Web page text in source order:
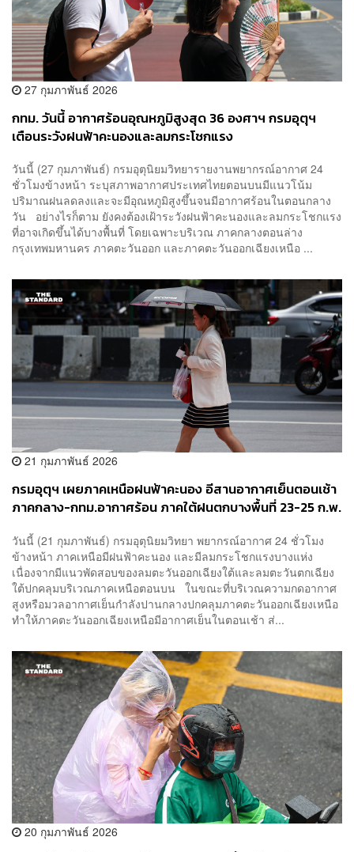
27 กุมภาพันธ์ 2026
กทม. วันนี้ อากาศร้อนอุณหภูมิสูงสุด 36 องศาฯ กรมอุตุฯ
เตือนระวังฝนฟ้าคะนองและลมกระโชกแรง
วันนี้ (27 กุมภาพันธ์) กรมอุตุนิยมวิทยารายงานพยากรณ์อากาศ 24
ชั่วโมงข้างหน้า ระบุสภาพอากาศประเทศไทยตอนบนมีแนวโน้ม
ปริมาณฝนลดลงและจะมีอุณหภูมิสูงขึ้นจนมีอากาศร้อนในตอนกลาง
วัน อย่างไรก็ตาม ยังคงต้องเฝ้าระวังฝนฟ้าคะนองและลมกระโชกแรง
ที่อาจเกิดขึ้นได้บางพื้นที่ โดยเฉพาะบริเวณ ภาคกลางตอนล่าง
กรุงเทพมหานคร ภาคตะวันออก และภาคตะวันออกเฉียงเหนือ ...
21 กุมภาพันธ์ 2026
กรมอุตุฯ เผยภาคเหนือฝนฟ้าคะนอง อีสานอากาศเย็นตอนเช้า
ภาคกลาง-กทม.อากาศร้อน ภาคใต้ฝนตกบางพื้นที่ 23-25 ก.พ.
วันนี้ (21 กุมภาพันธ์) กรมอุตุนิยมวิทยา พยากรณ์อากาศ 24 ชั่วโมง
ข้างหน้า ภาคเหนือมีฝนฟ้าคะนอง และมีลมกระโชกแรงบางแห่ง
เนื่องจากมีแนวพัดสอบของลมตะวันออกเฉียงใต้และลมตะวันตกเฉียง
ใต้ปกคลุมบริเวณภาคเหนือตอนบน ในขณะที่บริเวณความกดอากาศ
สูงหรือมวลอากาศเย็นกำลังปานกลางปกคลุมภาคตะวันออกเฉียงเหนือ
ทำให้ภาคตะวันออกเฉียงเหนือมีอากาศเย็นในตอนเช้า ส่...
20 กุมภาพันธ์ 2026